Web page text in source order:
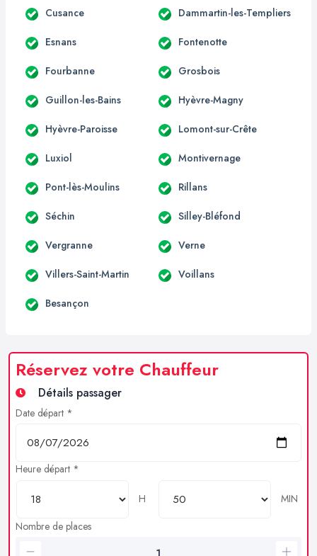
Cusance Dammartin-les-Templiers
Esnans Fontenotte
Fourbanne Grosbois
Guillon-les-Bains Hyèvre-Magny
Hyèvre-Paroisse Lomont-sur-Crête
Luxiol Montivernage
Pont-lès-Moulins Rillans
Séchin Silley-Bléfond
Vergranne Verne
Villers-Saint-Martin Voillans
Besançon
Réservez votre Chauffeur
Détails passager
Date départ *
Heure départ *
H
MIN
Nombre de places